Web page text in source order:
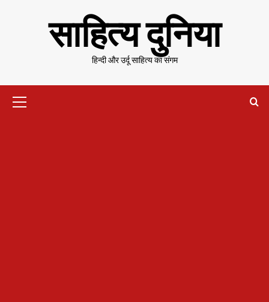
साहित्य दुनिया
हिन्दी और उर्दू साहित्य का संगम
Menu